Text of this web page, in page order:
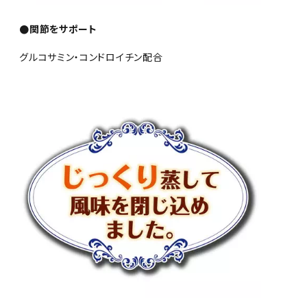
●関節をサポート
グルコサミン・コンドロイチン配合